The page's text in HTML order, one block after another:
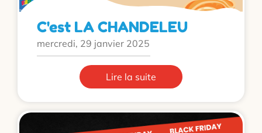
C'est LA CHANDELEU
mercredi, 29 janvier 2025
Lire la suite